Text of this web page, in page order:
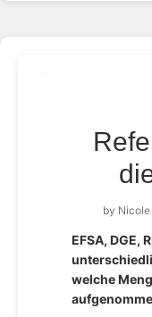
by Nicole
EFSA, DGE,
welche